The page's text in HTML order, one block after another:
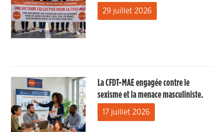
29 juillet 2026
La CFDT-MAE engagée contre le
sexisme et la menace masculiniste.
17 juillet 2026